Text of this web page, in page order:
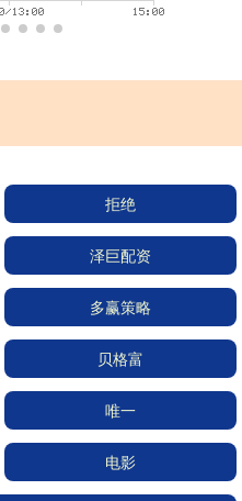
拒绝
泽巨配资
多赢策略
贝格富
唯一
电影